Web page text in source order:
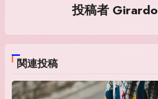
投稿者 Girardo
関連投稿